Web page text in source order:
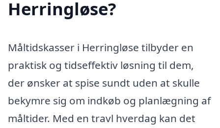
Herringløse?
Måltidskasser i Herringløse tilbyder en
praktisk og tidseffektiv løsning til dem,
der ønsker at spise sundt uden at skulle
bekymre sig om indkøb og planlægning af
måltider. Med en travl hverdag kan det